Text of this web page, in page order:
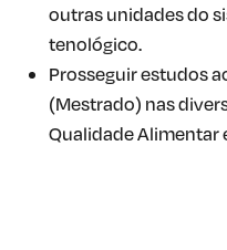
outras unidades do
tenológico.
Prosseguir estudos
(Mestrado) nas
Qualidade Alimentar